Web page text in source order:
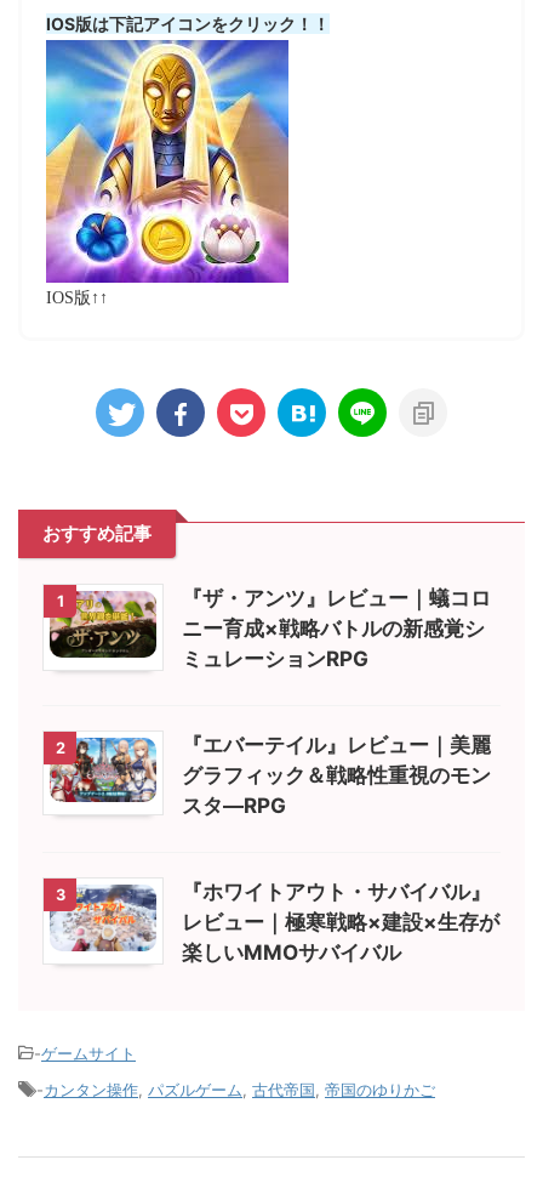
IOS版は下記アイコンをクリック！！
IOS版↑↑
おすすめ記事
1
『ザ・アンツ』レビュー｜蟻コロ
ニー育成×戦略バトルの新感覚シ
ミュレーションRPG
2
『エバーテイル』レビュー｜美麗
グラフィック＆戦略性重視のモン
スタ―RPG
3
『ホワイトアウト・サバイバル』
レビュー｜極寒戦略×建設×生存が
楽しいMMOサバイバル
-ゲームサイト
-カンタン操作 パズルゲーム 古代帝国 帝国のゆりかご